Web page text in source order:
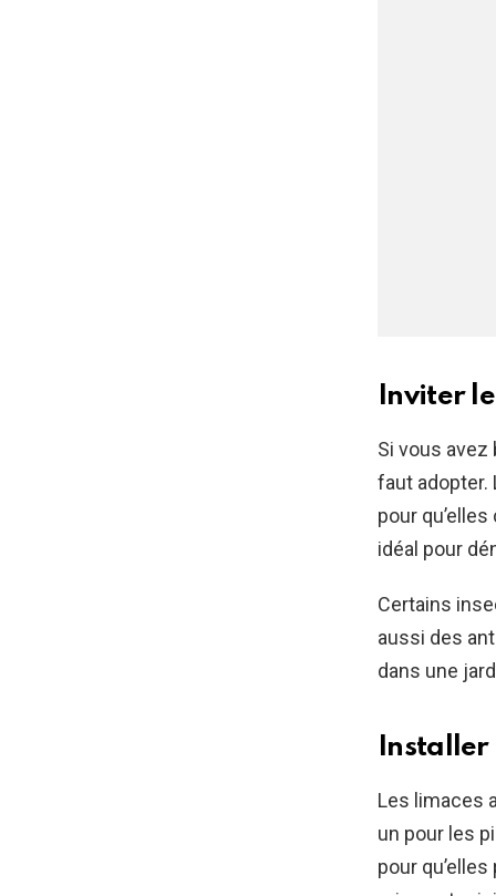
Inviter
Si vous avez
faut adopter.
pour
idéal pour
Certains
aussi des
dans une
Installer
Les limaces
un pour les
pour